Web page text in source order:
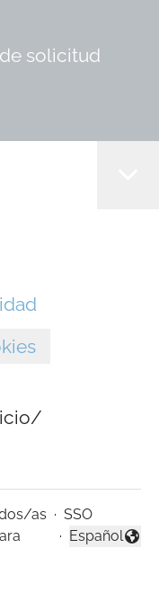
solicitud
as · SSO
·
Cambiar
Español